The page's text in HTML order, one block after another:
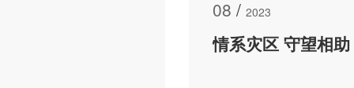
08 / 2023
情系灾区 守望相